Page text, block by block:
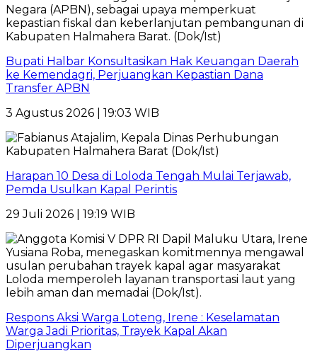
Bupati Halbar Konsultasikan Hak Keuangan Daerah
ke Kemendagri, Perjuangkan Kepastian Dana
Transfer APBN
3 Agustus 2026 | 19:03 WIB
Harapan 10 Desa di Loloda Tengah Mulai Terjawab,
Pemda Usulkan Kapal Perintis
29 Juli 2026 | 19:19 WIB
Respons Aksi Warga Loteng, Irene : Keselamatan
Warga Jadi Prioritas, Trayek Kapal Akan
Diperjuangkan